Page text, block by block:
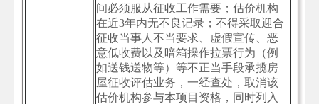
间必须服从征收工作需要；估价机构
在近3年内无不良记录；不得采取迎合
征收当事人不当要求、虚假宣传、恶
意低收费以及暗箱操作拉票行为（例
如送钱送物等）等不正当手段承揽房
屋征收评估业务，一经查处，取消该
估价机构参与本项目资格，同时列入